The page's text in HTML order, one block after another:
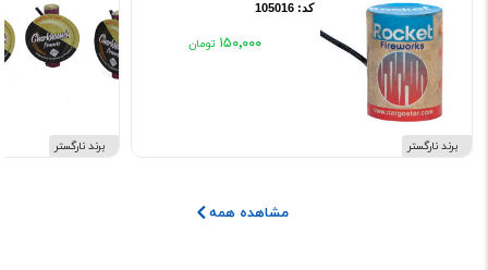
برند نارگستر
کد: 105016
۱۵۰٬۰۰۰
برند نارگستر
مشاهده همه